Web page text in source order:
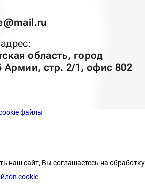
область, город
Армии, стр. 2/1, офис 802
файлы
наш сайт, Вы соглашаетесь на обработку
cookie